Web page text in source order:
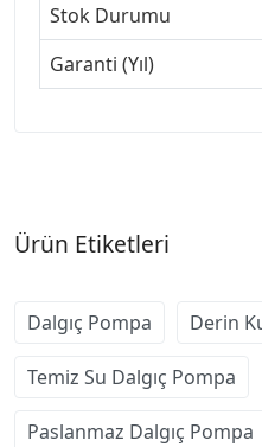
Stok Durumu
Garanti (Yıl)
Ürün Etiketleri
Dalgıç Pompa Derin
Temiz Su Dalgıç Pompa
Paslanmaz Dalgıç Pompa